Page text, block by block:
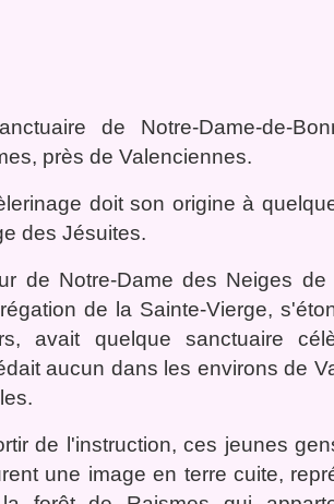
de Notre-Dame-de-
près de Valenciennes.
doit son origine à
des Jésuites.
de Notre-Dame des Neiges
de la Sainte-Vierge,
avait quelque sanctuaire
aucun dans les environs de
de l'instruction, ces jeunes
une image en terre cuite,